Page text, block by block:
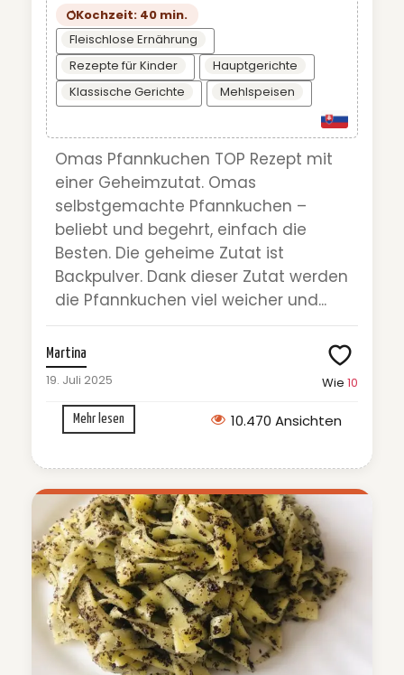
Kochzeit: 40 min.
Fleischlose Ernährung
Rezepte für Kinder
Hauptgerichte
Klassische Gerichte
Mehlspeisen
Omas Pfannkuchen TOP Rezept mit
einer Geheimzutat. Omas
selbstgemachte Pfannkuchen –
beliebt und begehrt, einfach die
Besten. Die geheime Zutat ist
Backpulver. Dank dieser Zutat werden
die Pfannkuchen viel weicher und...
Martina
19. Juli 2025 Wie 10
Mehr lesen 10.470 Ansichten